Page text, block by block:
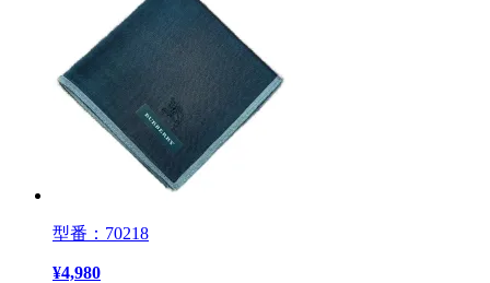
型番：70218
¥4,980